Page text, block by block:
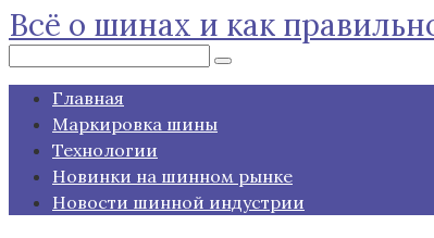
Перейти
к
контенту
Всё о шинах и как
Главная
Маркировка шины
Технологии
Новинки на шинном рынке
Новости шинной индустрии